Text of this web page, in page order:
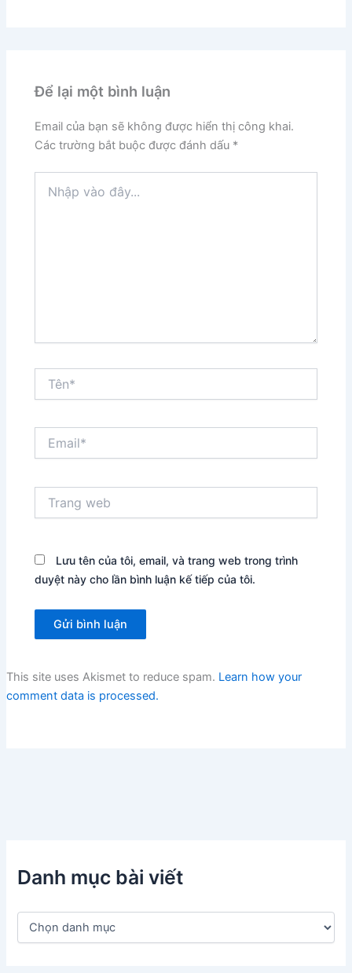
Để lại một bình luận
Email của bạn sẽ không được hiển thị công khai.
Các trường bắt buộc được đánh dấu *
vào
web
Lưu tên của tôi, email, và trang web trong trình
duyệt này cho lần bình luận kế tiếp của tôi.
This site uses Akismet to reduce spam. Learn how your
comment data is processed.
Danh mục bài viết
D